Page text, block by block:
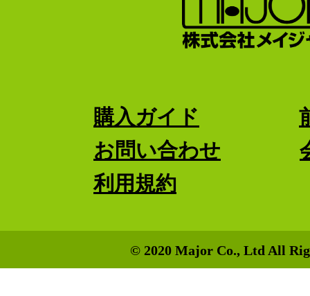
購入ガイド
お問い合わせ
利用規約
© 2020 Major Co., Ltd All